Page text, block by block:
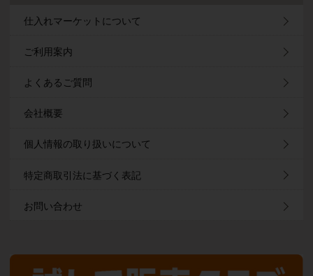
仕入れマーケットについて
ご利用案内
よくあるご質問
会社概要
個人情報の取り扱いについて
特定商取引法に基づく表記
お問い合わせ